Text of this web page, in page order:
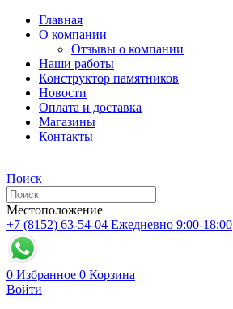
Главная
О компании
Отзывы о компании
Наши работы
Конструктор памятников
Новости
Оплата и доставка
Магазины
Контакты
Поиск
Местоположение
+7 (8152) 63-54-04 Ежедневно 9:00-18:00
0 Избранное 0 Корзина
Войти